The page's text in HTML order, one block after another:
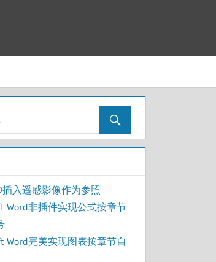
插入遥感影像作为参照
Word非插件实现公式按章节
Word完美实现图表按章节自